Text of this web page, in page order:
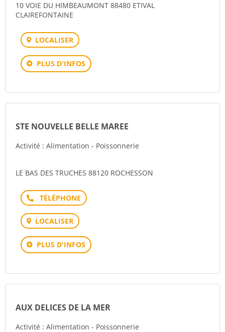
10 VOIE DU HIMBEAUMONT 88480 ETIVAL
CLAIREFONTAINE
LOCALISER
PLUS D'INFOS
STE NOUVELLE BELLE MAREE
Activité : Alimentation - Poissonnerie
LE BAS DES TRUCHES 88120 ROCHESSON
Téléphone
LOCALISER
PLUS D'INFOS
AUX DELICES DE LA MER
Activité : Alimentation - Poissonnerie